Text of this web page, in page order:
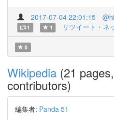
2017-07-04 22:01:15
1 1 リツイート・ネ
0
Wikipedia (21
contributors)
編集者: Panda 51